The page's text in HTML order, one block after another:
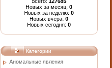
Новых за месяц: 0
Новых за неделю: 0
Новых вчера: 0
Новых сегодня: 0
Категории
Аномальные явления